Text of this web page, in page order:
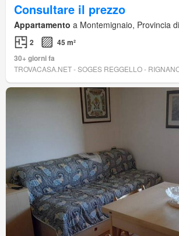
Consultare il prezzo
Appartamento a Montemignaio, Provincia
2
45 m²
30+ giorni fa
TROVACASA.NET - SOGES REGGELLO -